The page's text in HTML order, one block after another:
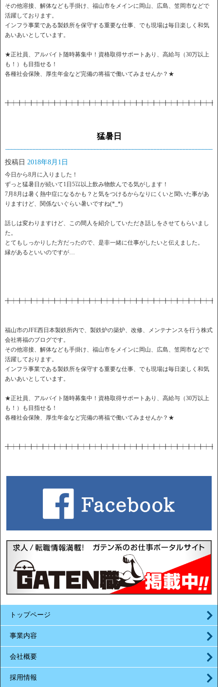
その他溶接、解体なども手掛け、福山市をメインに岡山、広島、笠岡市などで
活躍しております。
インフラ事業である製鉄所を保守する重要な仕事、でも現場は毎日楽しく和気
あいあいとしています。
★正社員、アルバイト随時募集中！資格取得サポートあり、高給与（30万以上
も！）も目指せる！
各種社会保険、厚生年金など完備の将福で働いてみませんか？★
猛暑日
投稿日 2018年8月1日
今日から8月に入りました！
ずっと猛暑日が続いて1日5㍑以上飲み物飲んでる気がします！
7月8月は暑く熱中症になるかも？と気をつけるからなりにくいと聞いた事があ
りますけど、関係ないぐらい暑いですね(*_*)
話しは変わりますけど、この間人を紹介していただき話しをさせてもらいまし
た。
とてもしっかりした方だったので、是非一緒に仕事がしたいと伝えました。
縁があるといいのですが…
福山市のJFE西日本製鉄所内で、製鉄炉の築炉、改修、メンテナンスを行う株式
会社将福のブログです。
その他溶接、解体なども手掛け、福山市をメインに岡山、広島、笠岡市などで
活躍しております。
インフラ事業である製鉄所を保守する重要な仕事、でも現場は毎日楽しく和気
あいあいとしています。
★正社員、アルバイト随時募集中！資格取得サポートあり、高給与（30万以上
も！）も目指せる！
各種社会保険、厚生年金など完備の将福で働いてみませんか？★
トップページ
事業内容
会社概要
採用情報